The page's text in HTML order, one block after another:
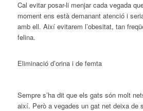
Cal evitar posar-li menjar cada vegada
moment ens està demanant atenció i
amb ell. Així evitarem l’obesitat, tan
felina.
Eliminació d’orina i de femta
Sempre s’ha dit que els gats són molt
així. Però a vegades un gat net deixa de